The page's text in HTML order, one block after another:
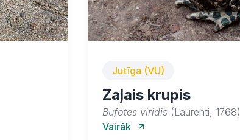
Jutīga (VU)
Zaļais krupis
Bufotes viridis (Laurenti, 1768)
Vairāk